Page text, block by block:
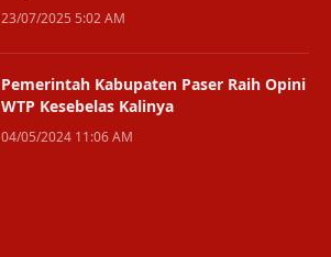
23/07/2025 5:02 AM
Pemerintah Kabupaten Paser Raih Opini
WTP Kesebelas Kalinya
04/05/2024 11:06 AM